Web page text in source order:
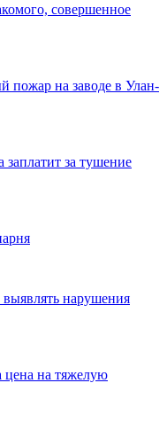
совершенное
пожар на заводе в Улан-
за тушение
нарушения
цена на тяжелую